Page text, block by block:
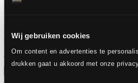
Wij gebruiken cookies
Om content en advertenties te
drukken gaat u akkoord met onze
El Salvador Los Ausoles
Zacht, zoet en bijzonder mooi in balans.